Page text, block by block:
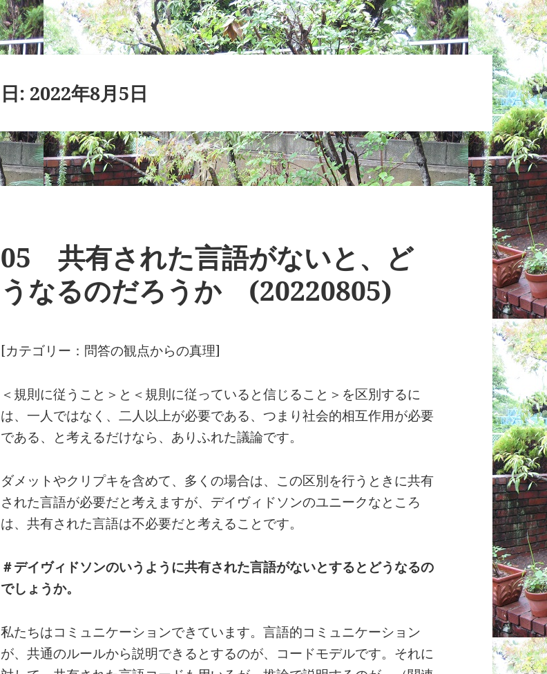
日: 2022年8月5日
05 共有された言語がないと、ど
うなるのだろうか (20220805)
[カテゴリー：問答の観点からの真理]
＜規則に従うこと＞と＜規則に従っていると信じること＞を区別するに
は、一人ではなく、二人以上が必要である、つまり社会的相互作用が必要
である、と考えるだけなら、ありふれた議論です。
ダメットやクリプキを含めて、多くの場合は、この区別を行うときに共有
された言語が必要だと考えますが、デイヴィドソンのユニークなところ
は、共有された言語は不必要だと考えることです。
＃デイヴィドソンのいうように共有された言語がないとするとどうなるの
でしょうか。
私たちはコミュニケーションできています。言語的コミュニケーション
が、共通のルールから説明できるとするのが、コードモデルです。それに